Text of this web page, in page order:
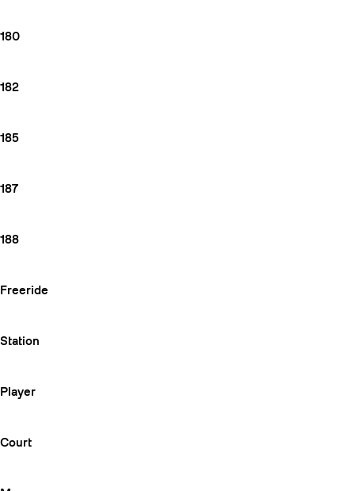
180
182
185
187
188
Freeride
Station
Player
Court